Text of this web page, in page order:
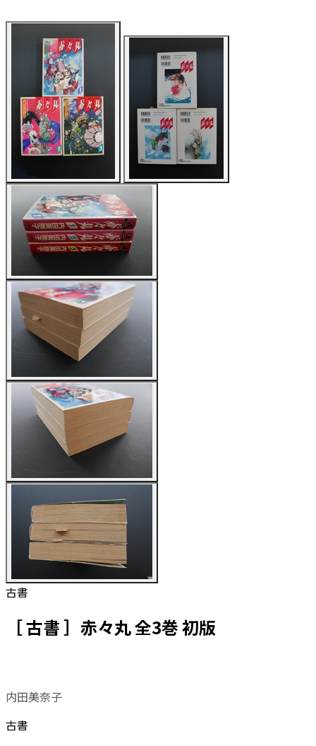
古書
［ 古書 ］赤々丸 全3巻 初版
内田美奈子
古書